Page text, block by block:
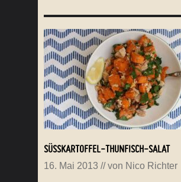
SÜSSKARTOFFEL-THUNFISCH-SALAT
16. Mai 2013 // von Nico Richter